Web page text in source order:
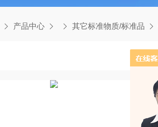
产品中心 其它标准物质/标准品